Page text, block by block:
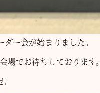
ー会が始まりました。
場でお待ちしております。